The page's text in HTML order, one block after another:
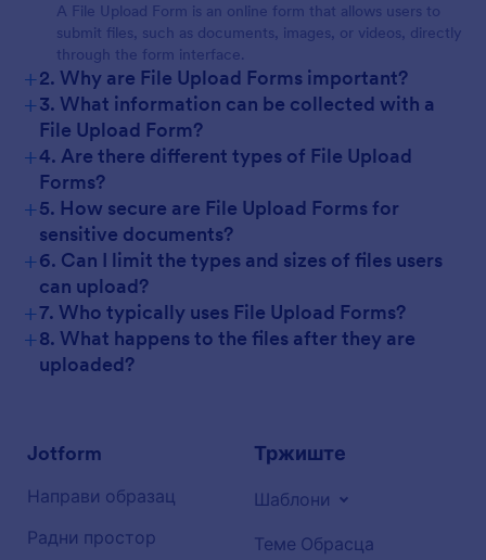
A File Upload Form is an online form that allows users to
submit files, such as documents, images, or videos, directly
through the form interface.
+2. Why are File Upload Forms important?
+3. What information can be collected with a
File Upload Form?
+4. Are there different types of File Upload
Forms?
+5. How secure are File Upload Forms for
sensitive documents?
+6. Can I limit the types and sizes of files users
can upload?
+7. Who typically uses File Upload Forms?
+8. What happens to the files after they are
uploaded?
Jotform
Направи образац
Радни простор
Тржиште
Шаблони
Теме Обрасца